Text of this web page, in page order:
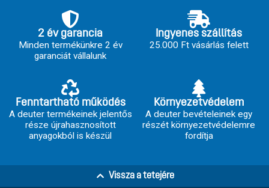
2 év garancia
Minden termékünkre 2 év
garanciát vállalunk
Ingyenes szállítás
25.000 Ft vásárlás felett
Fenntartható működés
A deuter termékeinek jelentős
része újrahasznosított
anyagokból is készül
Környezetvédelem
A deuter bevételeinek egy
részét környezetvédelemre
fordítja
Vissza a tetejére